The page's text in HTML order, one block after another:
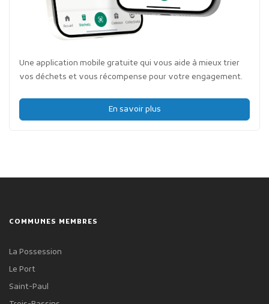
Une application mobile gratuite qui vous aide à mieux trier
vos déchets et vous récompense pour votre engagement.
En savoir plus
COMMUNES MEMBRES
La Possession
Le Port
Saint-Paul